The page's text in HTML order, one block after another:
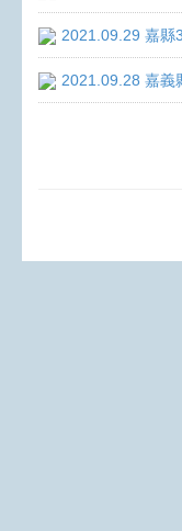
2021.09.29 嘉縣
2021.09.28 嘉義